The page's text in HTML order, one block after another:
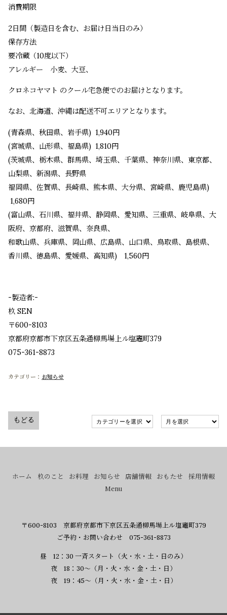
消費期限
2日間（製造日を含む、お届け日当日のみ）
保存方法
要冷蔵（10度以下）
アレルギー 小麦、大豆、
クロネコヤマト のクール宅急便でのお届けとなります。
なお、北海道、沖縄は配送不可エリアとなります。
(青森県、秋田県、岩手県) 1,940円
(宮城県、山形県、福島県) 1,810円
(茨城県、栃木県、群馬県、埼玉県、千葉県、神奈川県、東京都、
山梨県、新潟県、長野県
福岡県、佐賀県、長崎県、熊本県、大分県、宮崎県、鹿児島県)
1,680円
(富山県、石川県、福井県、静岡県、愛知県、三重県、岐阜県、大
阪府、京都府、滋賀県、奈良県、
和歌山県、兵庫県、岡山県、広島県、山口県、鳥取県、島根県、
香川県、徳島県、愛媛県、高知県) 1,560円
-製造者:-
杦 SEN
〒600-8103
京都府京都市下京区五条通柳馬場上ル塩竈町379
075-361-8873
お知らせ
もどる
ホーム 杦のこと お料理 お知らせ 店舗情報 おもたせ
採用情報
Menu
〒600-8103 京都府京都市下京区五条通柳馬場上ル塩竈町379
ご予約・お問い合わせ 075-361-8873
昼 12：30 一斉スタート（火・水・土・日のみ）
夜 18：30～（月・火・水・金・土・日）
夜 19：45～（月・火・水・金・土・日）